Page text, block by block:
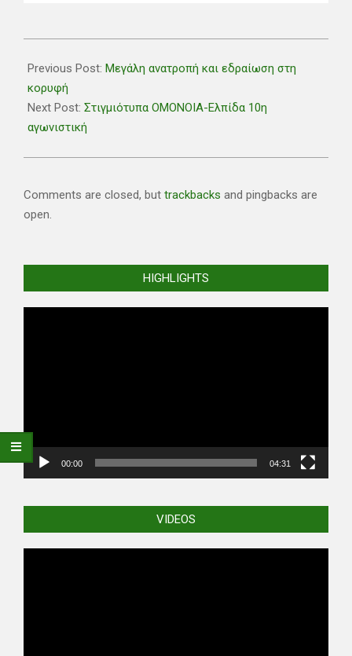
12-
21
Previous Post: Μεγάλη ανατροπή και εδραίωση στη
κορυφή
Next Post: Στιγμιότυπα ΟΜΟΝΟΙΑ-Ελπίδα 10η
αγωνιστική
Comments are closed, but trackbacks and pingbacks are
open.
HIGHLIGHTS
00:00 04:31
VIDEOS